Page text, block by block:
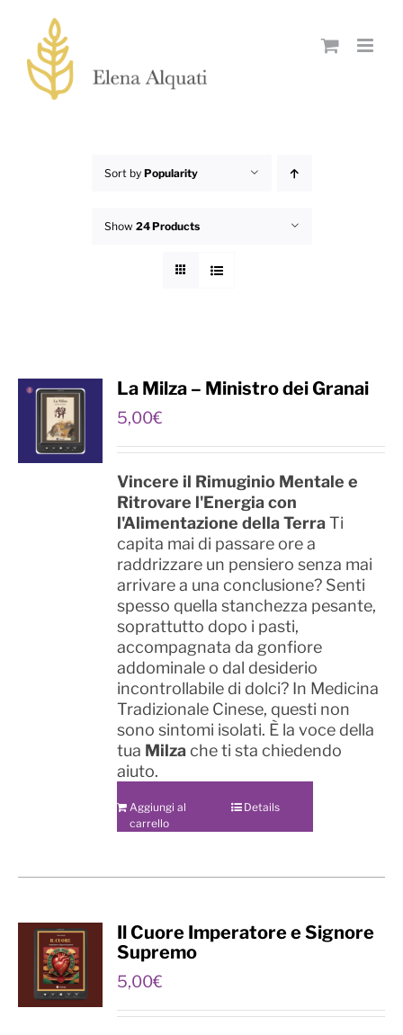
content
Sort by Popularity
Show 24 Products
La Milza – Ministro dei Granai
5,00€
Vincere il Rimuginio Mentale e
Ritrovare l'Energia con
l'Alimentazione della TerraTi
capita mai di passare ore a
raddrizzare un pensiero senza mai
arrivare a una conclusione? Senti
spesso quella stanchezza pesante,
soprattutto dopo i pasti,
accompagnata da gonfiore
addominale o dal desiderio
incontrollabile di dolci? In Medicina
Tradizionale Cinese, questi non
sono sintomi isolati. È la voce della
tua Milzache ti sta chiedendo
aiuto.
Aggiungi al
carrello
Details
Il Cuore Imperatore e Signore
Supremo
5,00€